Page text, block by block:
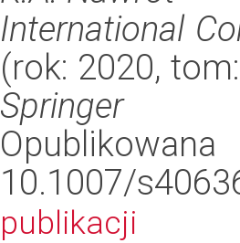
International
(rok: 2020,
Springer
Opublikowana
10.1007/
publikacji